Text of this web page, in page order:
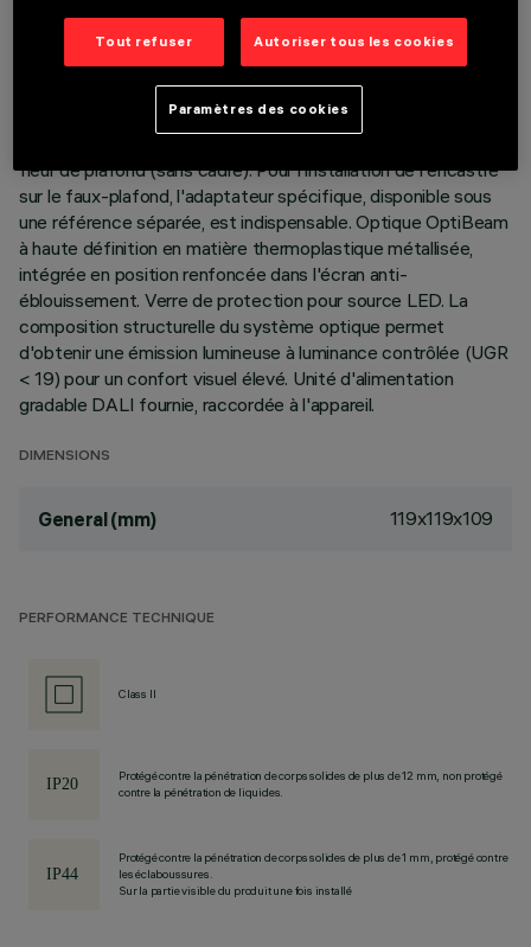
DESCRIPTION
Appareil encastrable à optique fixe pour source LED
Système passif de dispersion thermique. Corps de la lampe à
fleur de plafond (sans cadre). Pour l'installation de l'encastré
sur le faux-plafond, l'adaptateur spécifique, disponible sous
une référence séparée, est indispensable. Optique OptiBeam
à haute définition en matière thermoplastique métallisée,
intégrée en position renfoncée dans l'écran anti-
éblouissement. Verre de protection pour source LED. La
composition structurelle du système optique permet
d'obtenir une émission lumineuse à luminance contrôlée (UGR
< 19) pour un confort visuel élevé. Unité d'alimentation
gradable DALI fournie, raccordée à l'appareil.
DIMENSIONS
General (mm) 119x119x109
PERFORMANCE TECHNIQUE
Class II
Protégé contre la pénétration de corps solides de plus de 12 mm, non protégé
contre la pénétration de liquides.
Protégé contre la pénétration de corps solides de plus de 1 mm, protégé contre
les éclaboussures.
Sur la partie visible du produit une fois installé
Tout refuser Autoriser tous les cookies
Paramètres des cookies